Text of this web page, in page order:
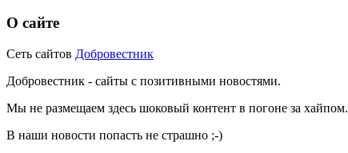
О сайте
Сеть сайтов Добровестник
Добровестник - сайты с позитивными новостями.
Мы не размещаем здесь шоковый контент в погоне за хайпом.
В наши новости попасть не страшно ;-)